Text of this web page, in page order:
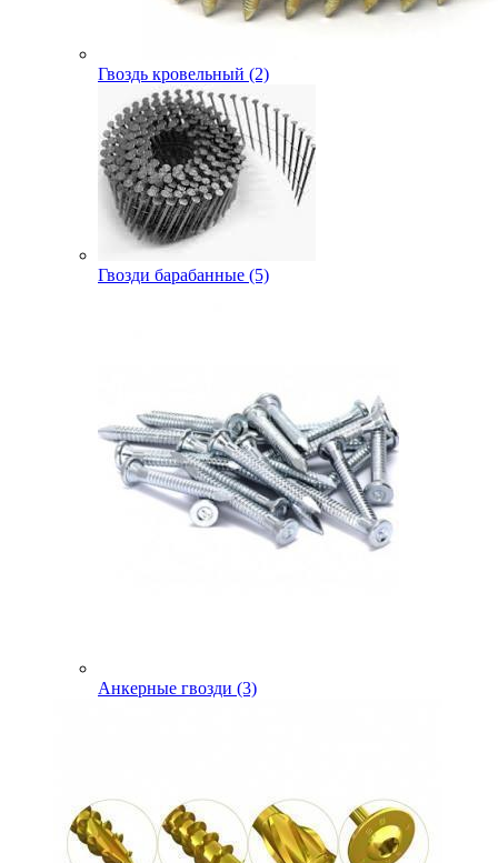
Гвоздь кровельный (2)
Гвозди барабанные (5)
Анкерные гвозди (3)